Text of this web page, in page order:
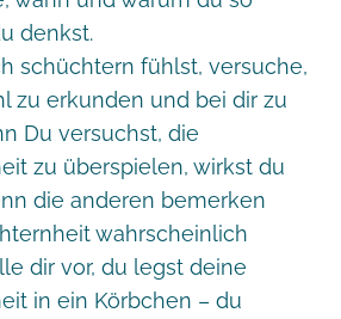
denkst.
schüchtern fühlst, versuche,
zu erkunden und bei dir zu
Du versuchst, die
zu überspielen, wirkst du
die anderen bemerken
wahrscheinlich
dir vor, du legst deine
in ein Körbchen – du